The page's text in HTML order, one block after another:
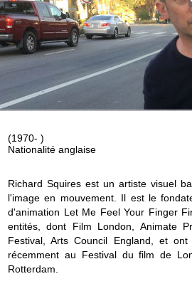
(1970- )
Nationalité anglaise
Richard Squires est un artiste visuel
l'image en mouvement. Il est le
d'animation Let Me Feel Your Finger
entités, dont Film London, Animate
Festival, Arts Council England, et
récemment au Festival du film de
Rotterdam.